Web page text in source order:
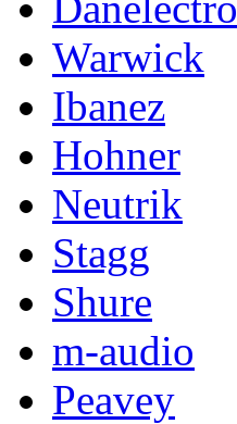
Warwick
Ibanez
Hohner
Neutrik
Stagg
Shure
m-audio
Peavey